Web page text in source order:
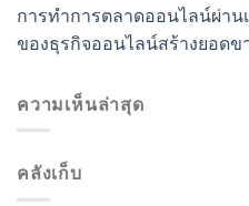
การทำการตลาดออนไลน์ผ่าน
ของธุรกิจออนไลน์สร้างยอดข
ความเห็นล่าสุด
คลังเก็บ